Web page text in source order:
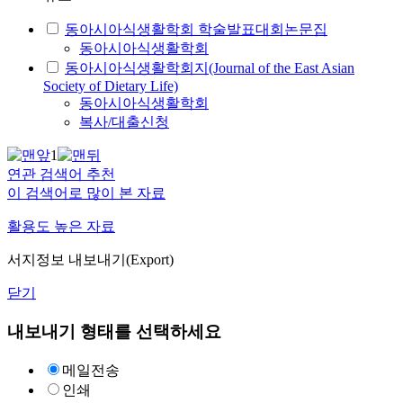
동아시아식생활학회 학술발표대회논문집
동아시아식생활학회
동아시아식생활학회지(Journal of the East Asian
Society of Dietary Life)
동아시아식생활학회
복사/대출신청
1
연관 검색어 추천
이 검색어로 많이 본 자료
활용도 높은 자료
서지정보 내보내기(Export)
닫기
내보내기 형태를 선택하세요
메일전송
인쇄